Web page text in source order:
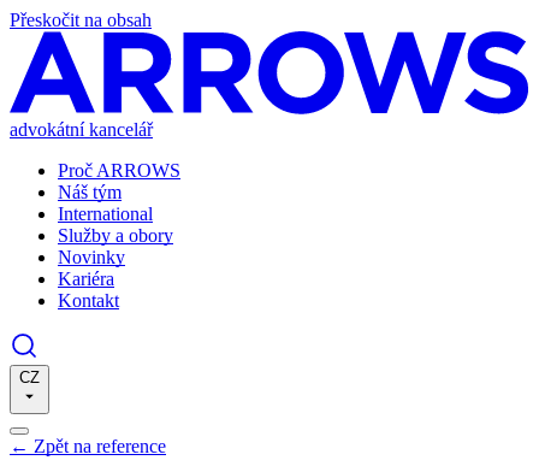
Přeskočit na obsah
advokátní kancelář
Proč ARROWS
Náš tým
International
Služby a obory
Novinky
Kariéra
Kontakt
CZ
← Zpět na reference